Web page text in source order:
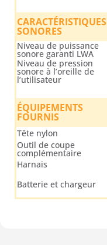
CARACTÉRISTIQUES
SONORES
Niveau de puissance
sonore garanti LWA
Niveau de pression
sonore à l’oreille de
l’utilisateur
ÉQUIPEMENTS
FOURNIS
Tête nylon
Outil de coupe
complémentaire
Harnais
Batterie et chargeur